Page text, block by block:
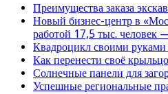
Преимущества заказа
Новый бизнес-центр в
работой 17,5 тыс. человек
Квадроцикл своими
Как перенести своё
Солнечные панели для
Успешные региональные